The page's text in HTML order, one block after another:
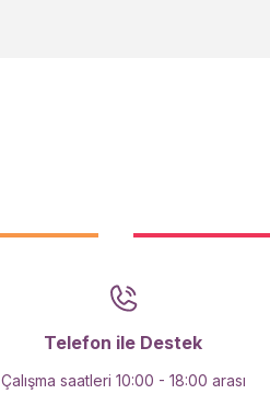
Telefon ile Destek
Çalışma saatleri 10:00 - 18:00 arası